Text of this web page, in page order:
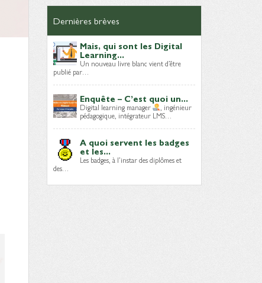
Dernières brèves
Mais, qui sont les Digital
Learning...
Un nouveau livre blanc vient d’être
publié par…
Enquête – C’est quoi un...
Digital learning manager , ingénieur
pédagogique, intégrateur LMS…
A quoi servent les badges
et les...
Les badges, à l’instar des diplômes et
des…